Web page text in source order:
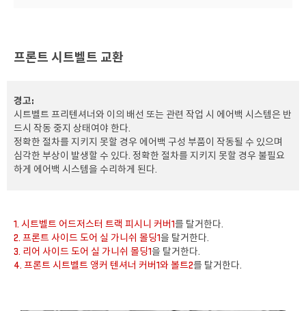
프론트 시트벨트 교환
경고:
시트벨트 프리텐셔너와 이의 배선 또는 관련 작업 시 에어백 시스템은 반
드시 작동 중지 상태여야 한다.
정확한 절차를 지키지 못할 경우 에어백 구성 부품이 작동될 수 있으며
심각한 부상이 발생할 수 있다. 정확한 절차를 지키지 못할 경우 불필요
하게 에어백 시스템을 수리하게 된다.
1. 시트벨트 어드저스터 트랙 피시니 커버1를 탈거한다.
2. 프론트 사이드 도어 실 가니쉬 몰딩1을 탈거한다.
3. 리어 사이드 도어 실 가니쉬 몰딩1을 탈거한다.
4. 프론트 시트벨트 앵커 텐셔너 커버1와 볼트2를 탈거한다.